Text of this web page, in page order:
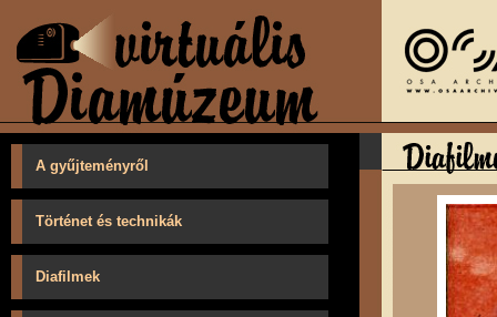
A gyűjteményről
Történet és technikák
Diafilmek